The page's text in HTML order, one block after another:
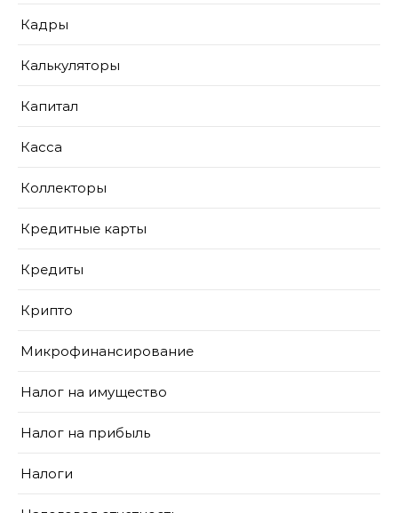
Кадры
Калькуляторы
Капитал
Касса
Коллекторы
Кредитные карты
Кредиты
Крипто
Микрофинансирование
Налог на имущество
Налог на прибыль
Налоги